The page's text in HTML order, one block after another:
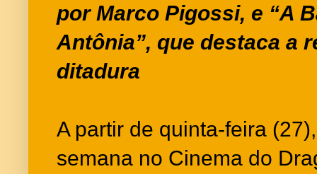
por Marco Pigossi, e “A
Antônia”, que destaca a
ditadura
A partir de quinta-feira
semana no Cinema do